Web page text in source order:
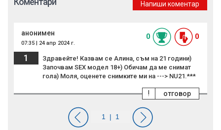
Напиши коментар
анонимен
07:35 | 24 апр 2024 г.
0 0
1
Здравейте! Казвам се Алина, съм на 21 години)
Започвам SEX модел 18+) Обичам да ме снимат
гола) Моля, оценете снимките ми на ---> NU21.***
отговор
!